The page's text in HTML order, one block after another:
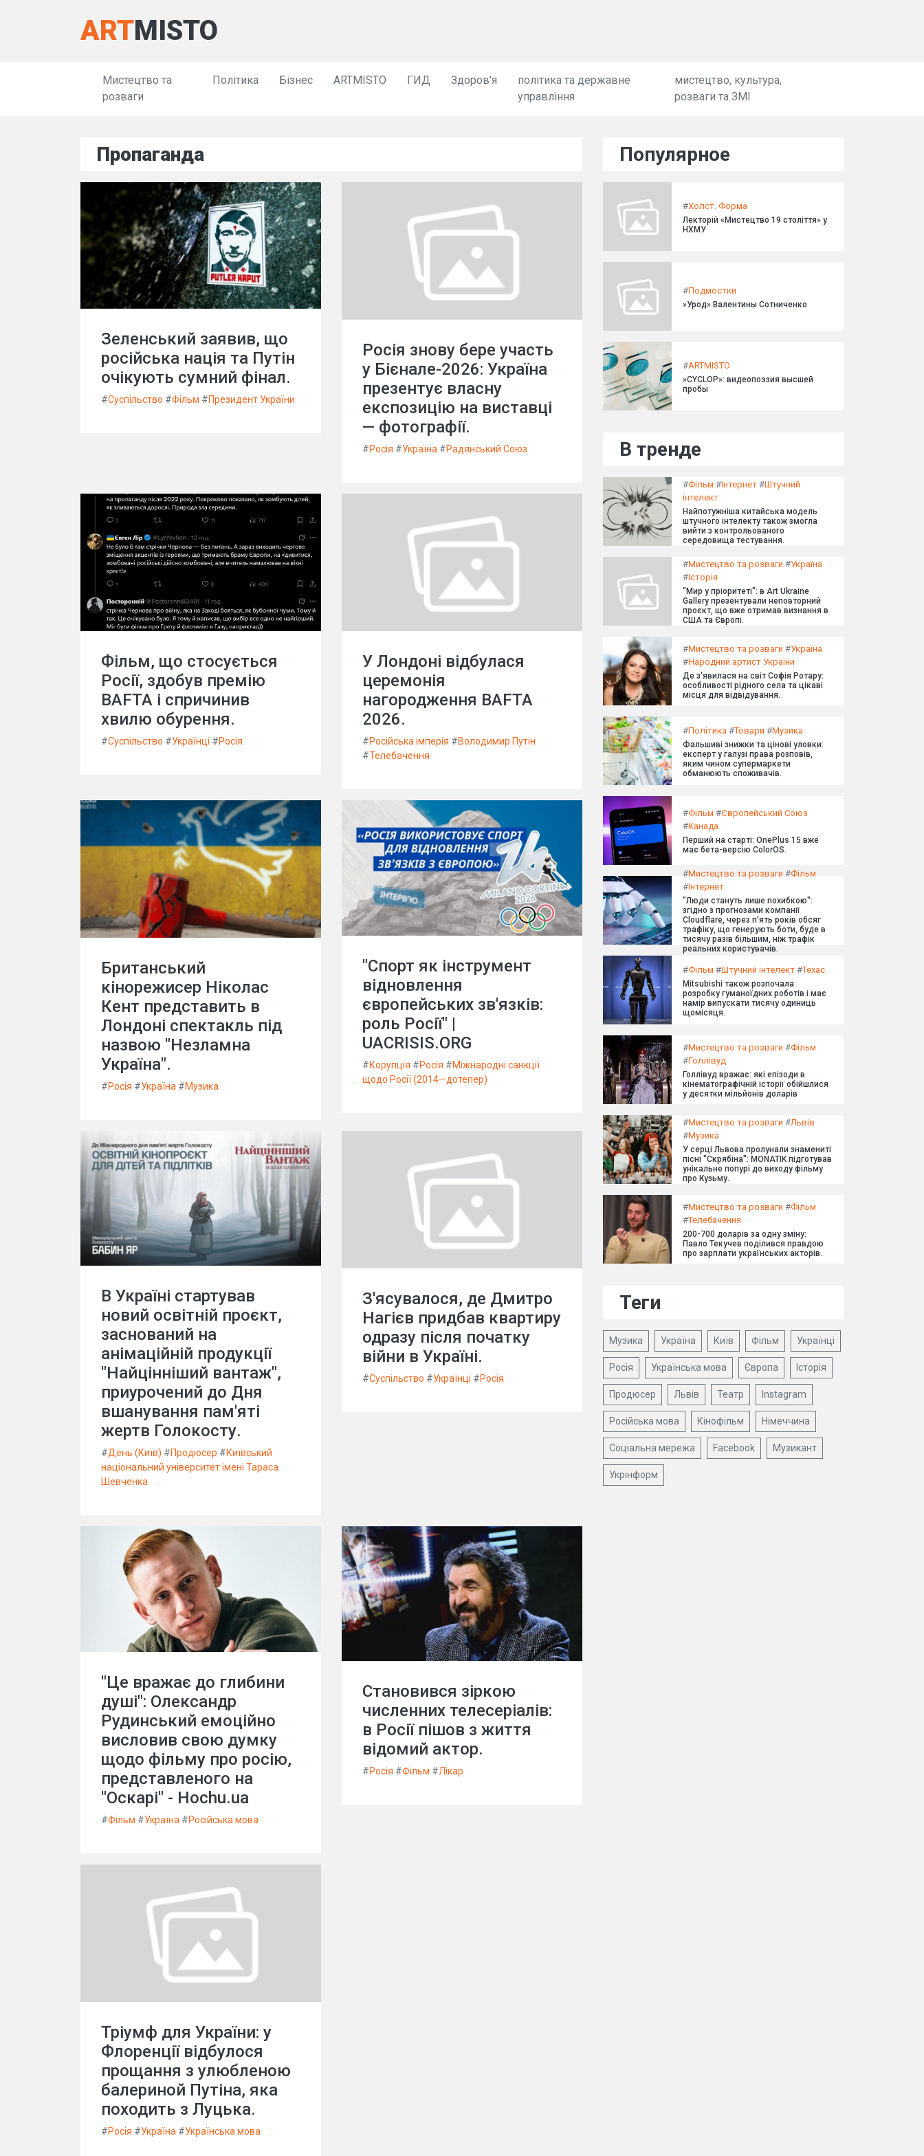
ARTMISTO
Мистецтво та
розваги
Політика Бізнес ARTMISTO ГИД Здоров'я
політика та державне
управління
мистецтво, культура,
розваги та ЗМІ
Пропаганда
Зеленський заявив, що
російська нація та Путін
очікують сумний фінал.
#Суспільство #Фільм #Президент України
Росія знову бере участь
у Бієнале-2026: Україна
презентує власну
експозицію на виставці
— фотографії.
#Росія #Україна #Радянський Союз
Фільм, що стосується
Росії, здобув премію
BAFTA і спричинив
хвилю обурення.
#Суспільство #Українці #Росія
У Лондоні відбулася
церемонія
нагородження BAFTA
2026.
#Російська імперія #Володимир Путін
#Телебачення
Британський
кінорежисер Ніколас
Кент представить в
Лондоні спектакль під
назвою "Незламна
Україна".
#Росія #Україна #Музика
"Спорт як інструмент
відновлення
європейських зв'язків:
роль Росії" |
UACRISIS.ORG
#Корупція #Росія #Міжнародні санкції
щодо Росії (2014—дотепер)
В Україні стартував
новий освітній проєкт,
заснований на
анімаційній продукції
"Найцінніший вантаж",
приурочений до Дня
вшанування пам'яті
жертв Голокосту.
#День (Київ) #Продюсер #Київський
національний університет імені Тараса
Шевченка
З'ясувалося, де Дмитро
Нагієв придбав квартиру
одразу після початку
війни в Україні.
#Суспільство #Українці #Росія
"Це вражає до глибини
душі": Олександр
Рудинський емоційно
висловив свою думку
щодо фільму про росію,
представленого на
"Оскарі" - Hochu.ua
#Фільм #Україна #Російська мова
Становився зіркою
численних телесеріалів:
в Росії пішов з життя
відомий актор.
#Росія #Фільм #Лікар
Тріумф для України: у
Флоренції відбулося
прощання з улюбленою
балериной Путіна, яка
походить з Луцька.
#Росія #Україна #Українська мова
Популярное
#Холст. Форма
Лекторій «Мистецтво 19 століття» у
НХМУ
#Подмостки
»Урод» Валентины Сотниченко
#ARTMISTO
»CYCLOP»: видеопоэзия высшей
пробы
В тренде
#Фільм #Інтернет #Штучний
інтелект
Найпотужніша китайська модель
штучного інтелекту також змогла
вийти з контрольованого
середовища тестування.
#Мистецтво та розваги #Україна
#Історія
"Мир у пріоритеті": в Art Ukraine
Gallery презентували неповторний
проєкт, що вже отримав визнання в
США та Європі.
#Мистецтво та розваги #Україна
#Народний артист України
Де з'явилася на світ Софія Ротару:
особливості рідного села та цікаві
місця для відвідування.
#Політика #Товари #Музика
Фальшиві знижки та цінові уловки:
експерт у галузі права розповів,
яким чином супермаркети
обманюють споживачів.
#Фільм #Європейський Союз
#Канада
Перший на старті: OnePlus 15 вже
має бета-версію ColorOS.
#Мистецтво та розваги #Фільм
#Інтернет
"Люди стануть лише похибкою":
згідно з прогнозами компанії
Cloudflare, через п'ять років обсяг
трафіку, що генерують боти, буде в
тисячу разів більшим, ніж трафік
реальних користувачів.
#Фільм #Штучний інтелект #Техас
Mitsubishi також розпочала
розробку гуманоїдних роботів і має
намір випускати тисячу одиниць
щомісяця.
#Мистецтво та розваги #Фільм
#Голлівуд
Голлівуд вражає: які епізоди в
кінематографічній історії обійшлися
у десятки мільйонів доларів
#Мистецтво та розваги #Львів
#Музика
У серці Львова пролунали знамениті
пісні "Скрябіна": MONATIK підготував
унікальне попурі до виходу фільму
про Кузьму.
#Мистецтво та розваги #Фільм
#Телебачення
200-700 доларів за одну зміну:
Павло Текучев поділився правдою
про зарплати українських акторів.
Теги
Музика Україна Київ Фільм Українці
Росія Українська мова Європа Історія
Продюсер Львів Театр Instagram
Російська мова Кінофільм Німеччина
Соціальна мережа Facebook Музикант
Укрінформ